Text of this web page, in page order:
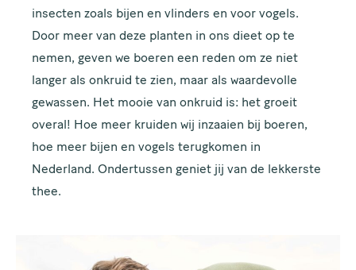
insecten zoals bijen en vlinders en voor vogels.
Door meer van deze planten in ons dieet op te
nemen, geven we boeren een reden om ze niet
langer als onkruid te zien, maar als waardevolle
gewassen. Het mooie van onkruid is: het groeit
overal! Hoe meer kruiden wij inzaaien bij boeren,
hoe meer bijen en vogels terugkomen in
Nederland. Ondertussen geniet jij van de lekkerste
thee.